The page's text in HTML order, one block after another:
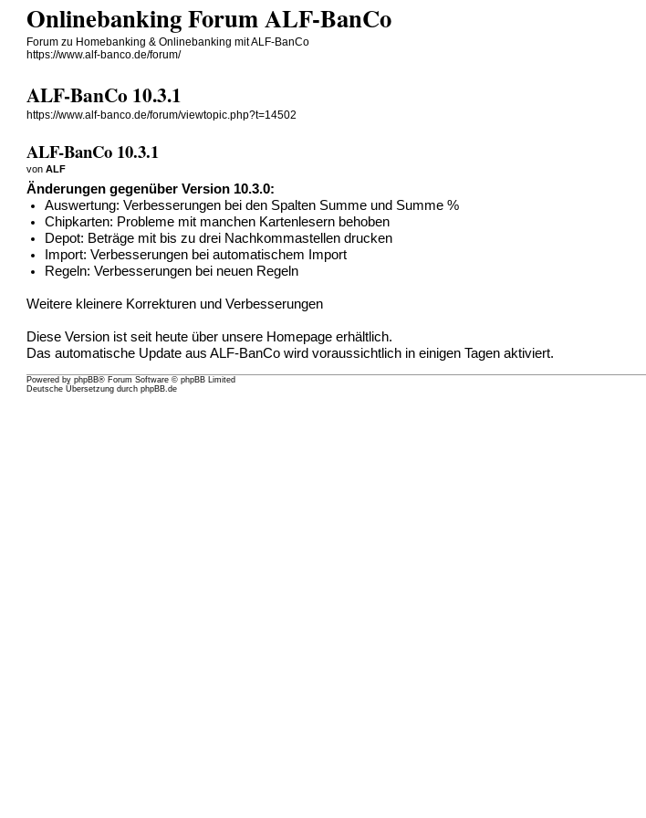
Onlinebanking Forum ALF-BanCo
Forum zu Homebanking & Onlinebanking mit ALF-BanCo
https://www.alf-banco.de/forum/
ALF-BanCo 10.3.1
https://www.alf-banco.de/forum/viewtopic.php?t=14502
ALF-BanCo 10.3.1
vonALF
Änderungen gegenüber Version 10.3.0:
Auswertung: Verbesserungen bei den Spalten Summe und Summe %
Chipkarten: Probleme mit manchen Kartenlesern behoben
Depot: Beträge mit bis zu drei Nachkommastellen drucken
Import: Verbesserungen bei automatischem Import
Regeln: Verbesserungen bei neuen Regeln
Weitere kleinere Korrekturen und Verbesserungen
Diese Version ist seit heute über unsere Homepage erhältlich.
Das automatische Update aus ALF-BanCo wird voraussichtlich in einigen Tagen aktiviert.
Powered byphpBB® Forum Software © phpBB Limited
Deutsche Übersetzung durchphpBB.de